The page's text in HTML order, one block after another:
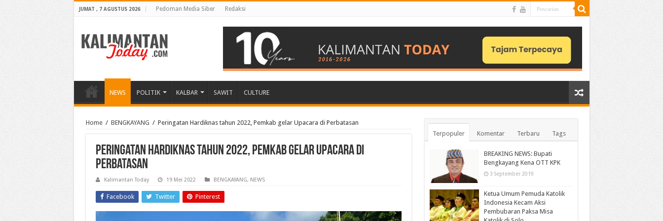
JUMAT , 7 AGUSTUS 2026 Pedoman Media Siber Redaksi
NEWS POLITIK KALBAR SAWIT CULTURE
Home / BENGKAYANG / Peringatan Hardiknas tahun 2022, Pemkab gelar Upacara di Perbatasan
Peringatan Hardiknas tahun 2022, Pemkab gelar Upacara di
Perbatasan
Kalimantan Today 19 Mei 2022 BENGKAYANG, NEWS
Facebook Twitter Pinterest
Terpopuler Komentar Terbaru Tags
BREAKING NEWS: Bupati
Bengkayang Kena OTT KPK
3 September 2019
Ketua Umum Pemuda Katolik
Indonesia Kecam Aksi
Pembubaran Paksa Misa